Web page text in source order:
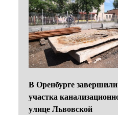
В Оренбурге
участка
улице Львовской